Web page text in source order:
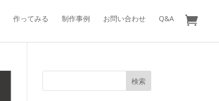
作ってみる 制作事例 お問い合わせ Q&A
検索